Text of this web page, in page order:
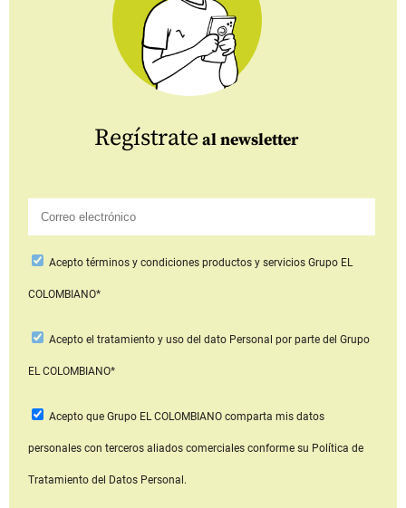
Regístrate al newsletter
Aceptotérminos y condiciones productos y serviciosGrupo EL
COLOMBIANO*
Acepto el tratamiento y uso del dato Personal por parte del Grupo
EL COLOMBIANO*
Acepto que Grupo EL COLOMBIANOcomparta mis datos
personales con terceros aliados comerciales conforme su Política de
Tratamiento del Datos Personal.